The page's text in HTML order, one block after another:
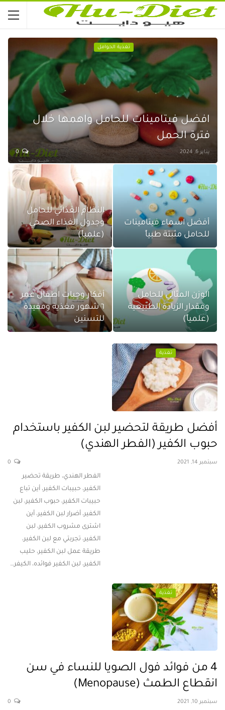
تغذية الحوامل
افضل فيتامينات للحامل واهمها خلال
فترة الحمل
يناير 6, 2024 0
أفضل اسماء فيتامينات
للحامل مثبتة طبياً
النظام الغذائي للحامل
وجدول الغذاء الصحي
(علمياً)
الوزن المثالي للحامل
ومقدار الزيادة الطبيعية
(علمياً)
أفكار وجبات اطفال عمر
٦ شهور مغذية ومفيدة
للتسنين
تغذية
أفضل طريقة لتحضير لبن الكفير باستخدام
حبوب الكفير (الفطر الهندي)
سبتمبر 14, 2021
الفطر الهندي، طريقة تحضير
الكفير، حبيبات الكفير، أين تباع
حبيبات الكفير، حبوب الكفير، لبن
الكفير، أضرار لبن الكفير، أين
اشترى مشروب الكفير، لبن
الكفير، تجربتي مع لبن الكفير،
طريقة عمل لبن الكفير، حليب
الكفير، لبن الكفير فوائده، الكيفر…
تغذية
4 من فوائد فول الصويا للنساء في سن
انقطاع الطمث (Menopause)
سبتمبر 10, 2021